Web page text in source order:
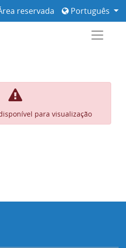
Português
reservada
para visualização